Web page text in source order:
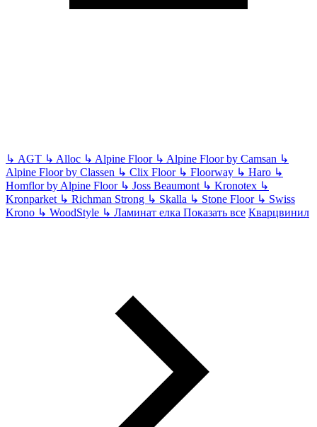
↳ AGT ↳ Alloc ↳ Alpine Floor ↳ Alpine Floor by Camsan ↳
Alpine Floor by Classen ↳ Clix Floor ↳ Floorway ↳ Haro ↳
Homflor by Alpine Floor ↳ Joss Beaumont ↳ Kronotex ↳
Kronparket ↳ Richman Strong ↳ Skalla ↳ Stone Floor ↳ Swiss
Krono ↳ WoodStyle ↳ Ламинат елка Показать все Кварцвинил